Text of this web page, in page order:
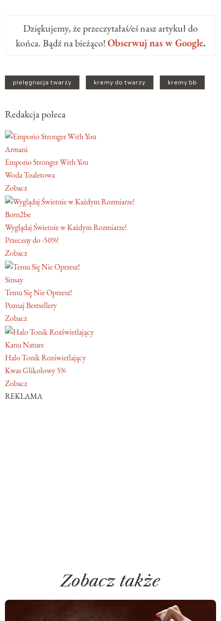
Dziękujemy, że przeczytałaś/eś nasz artykuł do
końca. Bądź na bieżąco!Obserwuj nas w Google.
pielęgnacja twarzy kremy do twarzy kremy bb
Redakcja poleca
Armani
Emporio Stronger With You
Woda Toaletowa
Zobacz
Born2be
Wyglądaj Świetnie w Każdym Rozmiarze!
Przeceny do -50%!
Zobacz
Sinsay
Temu Się Nie Oprzesz!
Poznaj Bestsellery
Zobacz
Kanu Nature
Halo Tonik Rozświetlający
Kwas Glikolowy 5%
Zobacz
REKLAMA
Zobacz także